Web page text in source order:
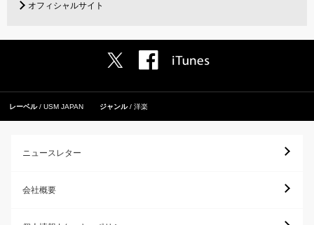
オフィシャルサイト
レーベル USM JAPAN ジャンル 洋楽
ニュースレター
会社概要